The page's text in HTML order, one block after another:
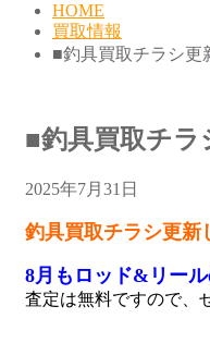
HOME
買取情報
■‎釣具買取チラシ更
■‎釣具買取チラ
2025年7月31日
釣具買取チラシ更新
8月もロッド&リー
査定は無料ですので、